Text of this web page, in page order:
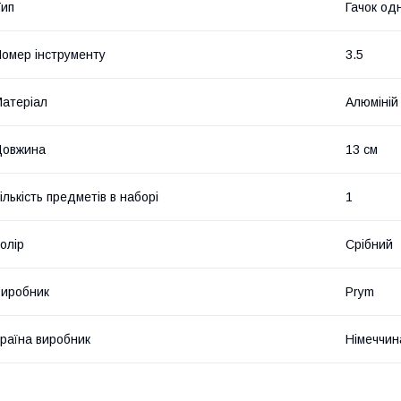
Гачок
інструменту 3.5
Алюміній
13 см
предметів в наборі 1
Срібний
Prym
виробник